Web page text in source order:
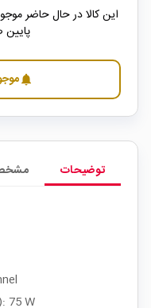
این کالا در حال حاضر
notifications
توضیحات
75 W